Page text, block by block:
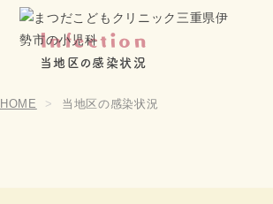
Infection
当地区の感染状況
HOME 当地区の感染状況